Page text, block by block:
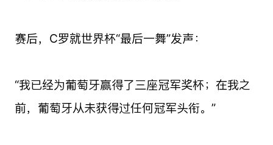
赛后，C罗就世界杯“最后一舞”发声：
“我已经为葡萄牙赢得了三座冠军奖杯；在我之
前，葡萄牙从未获得过任何冠军头衔。”